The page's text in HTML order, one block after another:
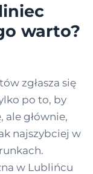
warto?
zgłasza się
po to, by
ale głównie,
najszybciej w
w Lublińcu